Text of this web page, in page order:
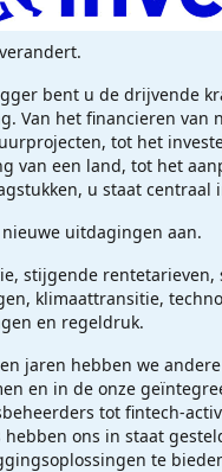
bent u de drijvende
Van het financieren van
tot het
van een land, tot het
u staat centraal
nieuwe uitdagingen aan.
stijgende rentetarieven,
klimaattransitie,
en regeldruk.
jaren hebben we
en in de onze
tot fintech-
hebben ons in staat
te